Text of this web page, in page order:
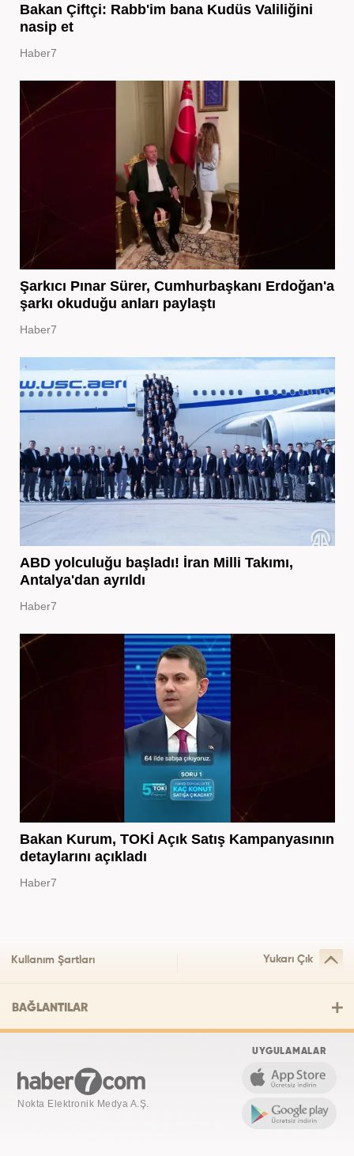
Bakan Çiftçi: Rabb'im bana Kudüs Valiliğini
nasip et
Haber7
Şarkıcı Pınar Sürer, Cumhurbaşkanı Erdoğan'a
şarkı okuduğu anları paylaştı
Haber7
ABD yolculuğu başladı! İran Milli Takımı,
Antalya'dan ayrıldı
Haber7
Bakan Kurum, TOKİ Açık Satış Kampanyasının
detaylarını açıkladı
Haber7
Kullanım Şartları Yukarı Çık
BAĞLANTILAR
Nokta Elektronik Medya A.Ş.
UYGULAMALAR